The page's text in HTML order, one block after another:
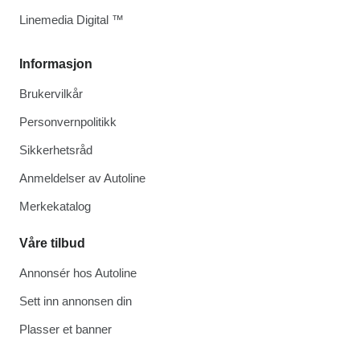
Informasjon
Brukervilkår
Personvernpolitikk
Sikkerhetsråd
Anmeldelser av Autoline
Merkekatalog
Våre tilbud
Annonsér hos Autoline
Sett inn annonsen din
Plasser et banner
Linemedia Digital ™